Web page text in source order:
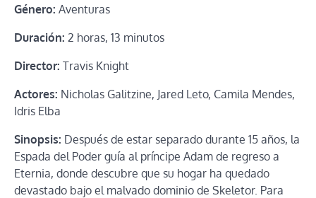
Género: Aventuras
Duración: 2 horas, 13 minutos
Director: Travis Knight
Actores: Nicholas Galitzine, Jared Leto, Camila Mendes,
Idris Elba
Sinopsis: Después de estar separado durante 15 años, la
Espada del Poder guía al príncipe Adam de regreso a
Eternia, donde descubre que su hogar ha quedado
devastado bajo el malvado dominio de Skeletor. Para